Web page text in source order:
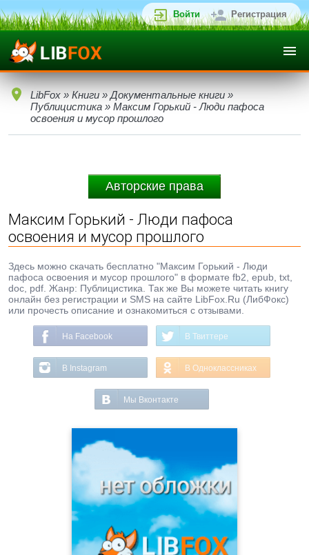
Войти Регистрация
LibFox » Книги » Документальные книги »
Публицистика » Максим Горький - Люди пафоса
освоения и мусор прошлого
Авторские права
Максим Горький - Люди пафоса
освоения и мусор прошлого
Здесь можно скачать бесплатно "Максим Горький - Люди
пафоса освоения и мусор прошлого" в формате fb2, epub, txt,
doc, pdf. Жанр: Публицистика. Так же Вы можете читать книгу
онлайн без регистрации и SMS на сайте LibFox.Ru (ЛибФокс)
или прочесть описание и ознакомиться с отзывами.
На Facebook В Твиттере
В Instagram В Одноклассниках
Мы Вконтакте